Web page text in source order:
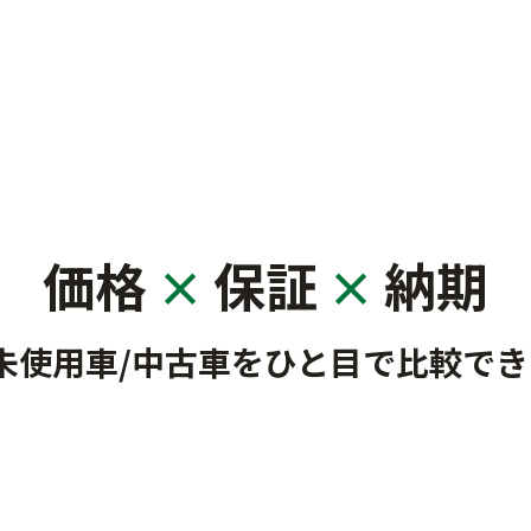
価格 × 保証 × 納期
使用車/中古車をひと目で比較で